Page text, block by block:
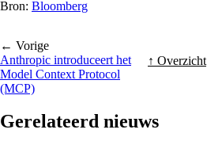
Bron: Bloomberg
← Vorige
Anthropic introduceert het
Model Context Protocol
(MCP)
↑ Overzicht
Gerelateerd nieuws